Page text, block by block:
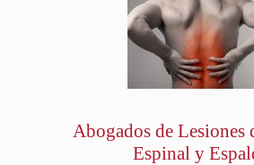
Abogados de Lesiones
Espinal y